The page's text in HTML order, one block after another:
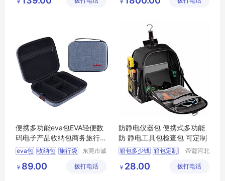
防护服 防护鞋
便携多功能eva包EVA轻便数
码电子产品收纳包商务旅行
袋手提收纳盒
eva包 收纳包 旅行袋
收纳盒
东莞市诚
限公司
￥ 89.00 拨打电话
防静电仪器包 便携式多功能
防 静电工具包检查包 可定制
箱包多少钱 箱包定制
箱包厂家
帝蔻河北
有限公司
￥ 28.00 拨打电话